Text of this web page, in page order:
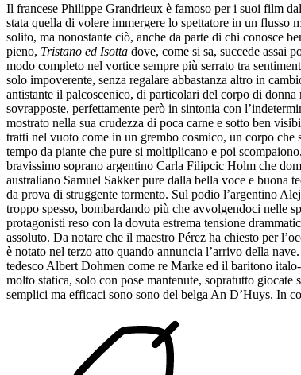
Il francese Philippe Grandrieux è famoso per i suoi film
stata quella di volere immergere lo spettatore in un
solito, ma nonostante ciò, anche da parte di chi conosce
pieno, Tristano ed Isotta dove, come si sa, succede assai
modo completo nel vortice sempre più serrato tra
solo impoverente, senza regalare abbastanza altro in
antistante il palcoscenico, di particolari del corpo di
sovrapposte, perfettamente però in sintonia con
mostrato nella sua crudezza di poca carne e sotto ben
tratti nel vuoto come in un grembo cosmico, un corpo
tempo da piante che pure si moltiplicano e poi
bravissimo soprano argentino Carla Filipcic Holm che
australiano Samuel Sakker pure dalla bella voce e buona
da prova di struggente tormento. Sul podio l’argentino
troppo spesso, bombardando più che avvolgendoci nelle
protagonisti reso con la dovuta estrema tensione
assoluto. Da notare che il maestro Pérez ha chiesto per
è notato nel terzo atto quando annuncia l’arrivo della
tedesco Albert Dohmen come re Marke ed il baritono
molto statica, solo con pose mantenute, sopratutto
semplici ma efficaci sono sono del belga An D’Huys. In